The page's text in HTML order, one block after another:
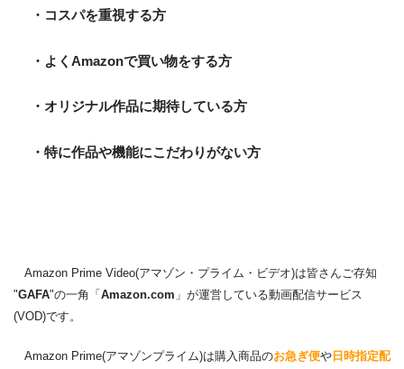
・コスパを重視する方
・よくAmazonで買い物をする方
・オリジナル作品に期待している方
・特に作品や機能にこだわりがない方
Amazon Prime Video(アマゾン・プライム・ビデオ)は皆さんご存知
"GAFA"の一角「 Amazon.com 」が運営している動画配信サービス
(VOD)です。
Amazon Prime(アマゾンプライム)は購入商品のお急ぎ便や日時指定配